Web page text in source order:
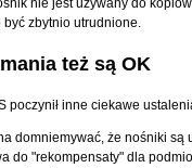
nie jest używany do
zbytnio utrudnione.
też są OK
poczynił inne ciekawe
domniemywać, że nośniki
do "rekompensaty" dla